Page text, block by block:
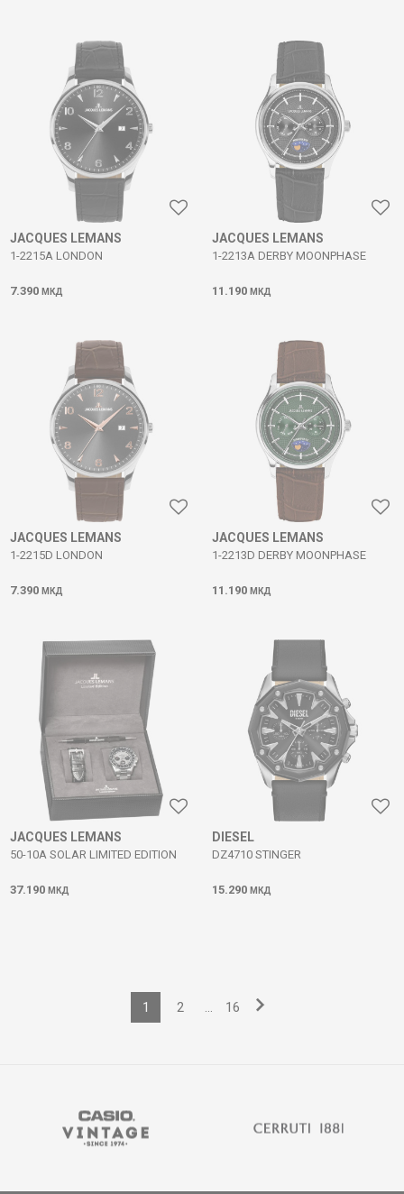
JACQUES LEMANS
1-2215A LONDON
7.390 МКД
JACQUES LEMANS
1-2213A DERBY MOONPHASE
11.190 МКД
JACQUES LEMANS
1-2215D LONDON
7.390 МКД
JACQUES LEMANS
1-2213D DERBY MOONPHASE
11.190 МКД
JACQUES LEMANS
50-10A SOLAR LIMITED EDITION
37.190 МКД
DIESEL
DZ4710 STINGER
15.290 МКД
1 2 ... 16